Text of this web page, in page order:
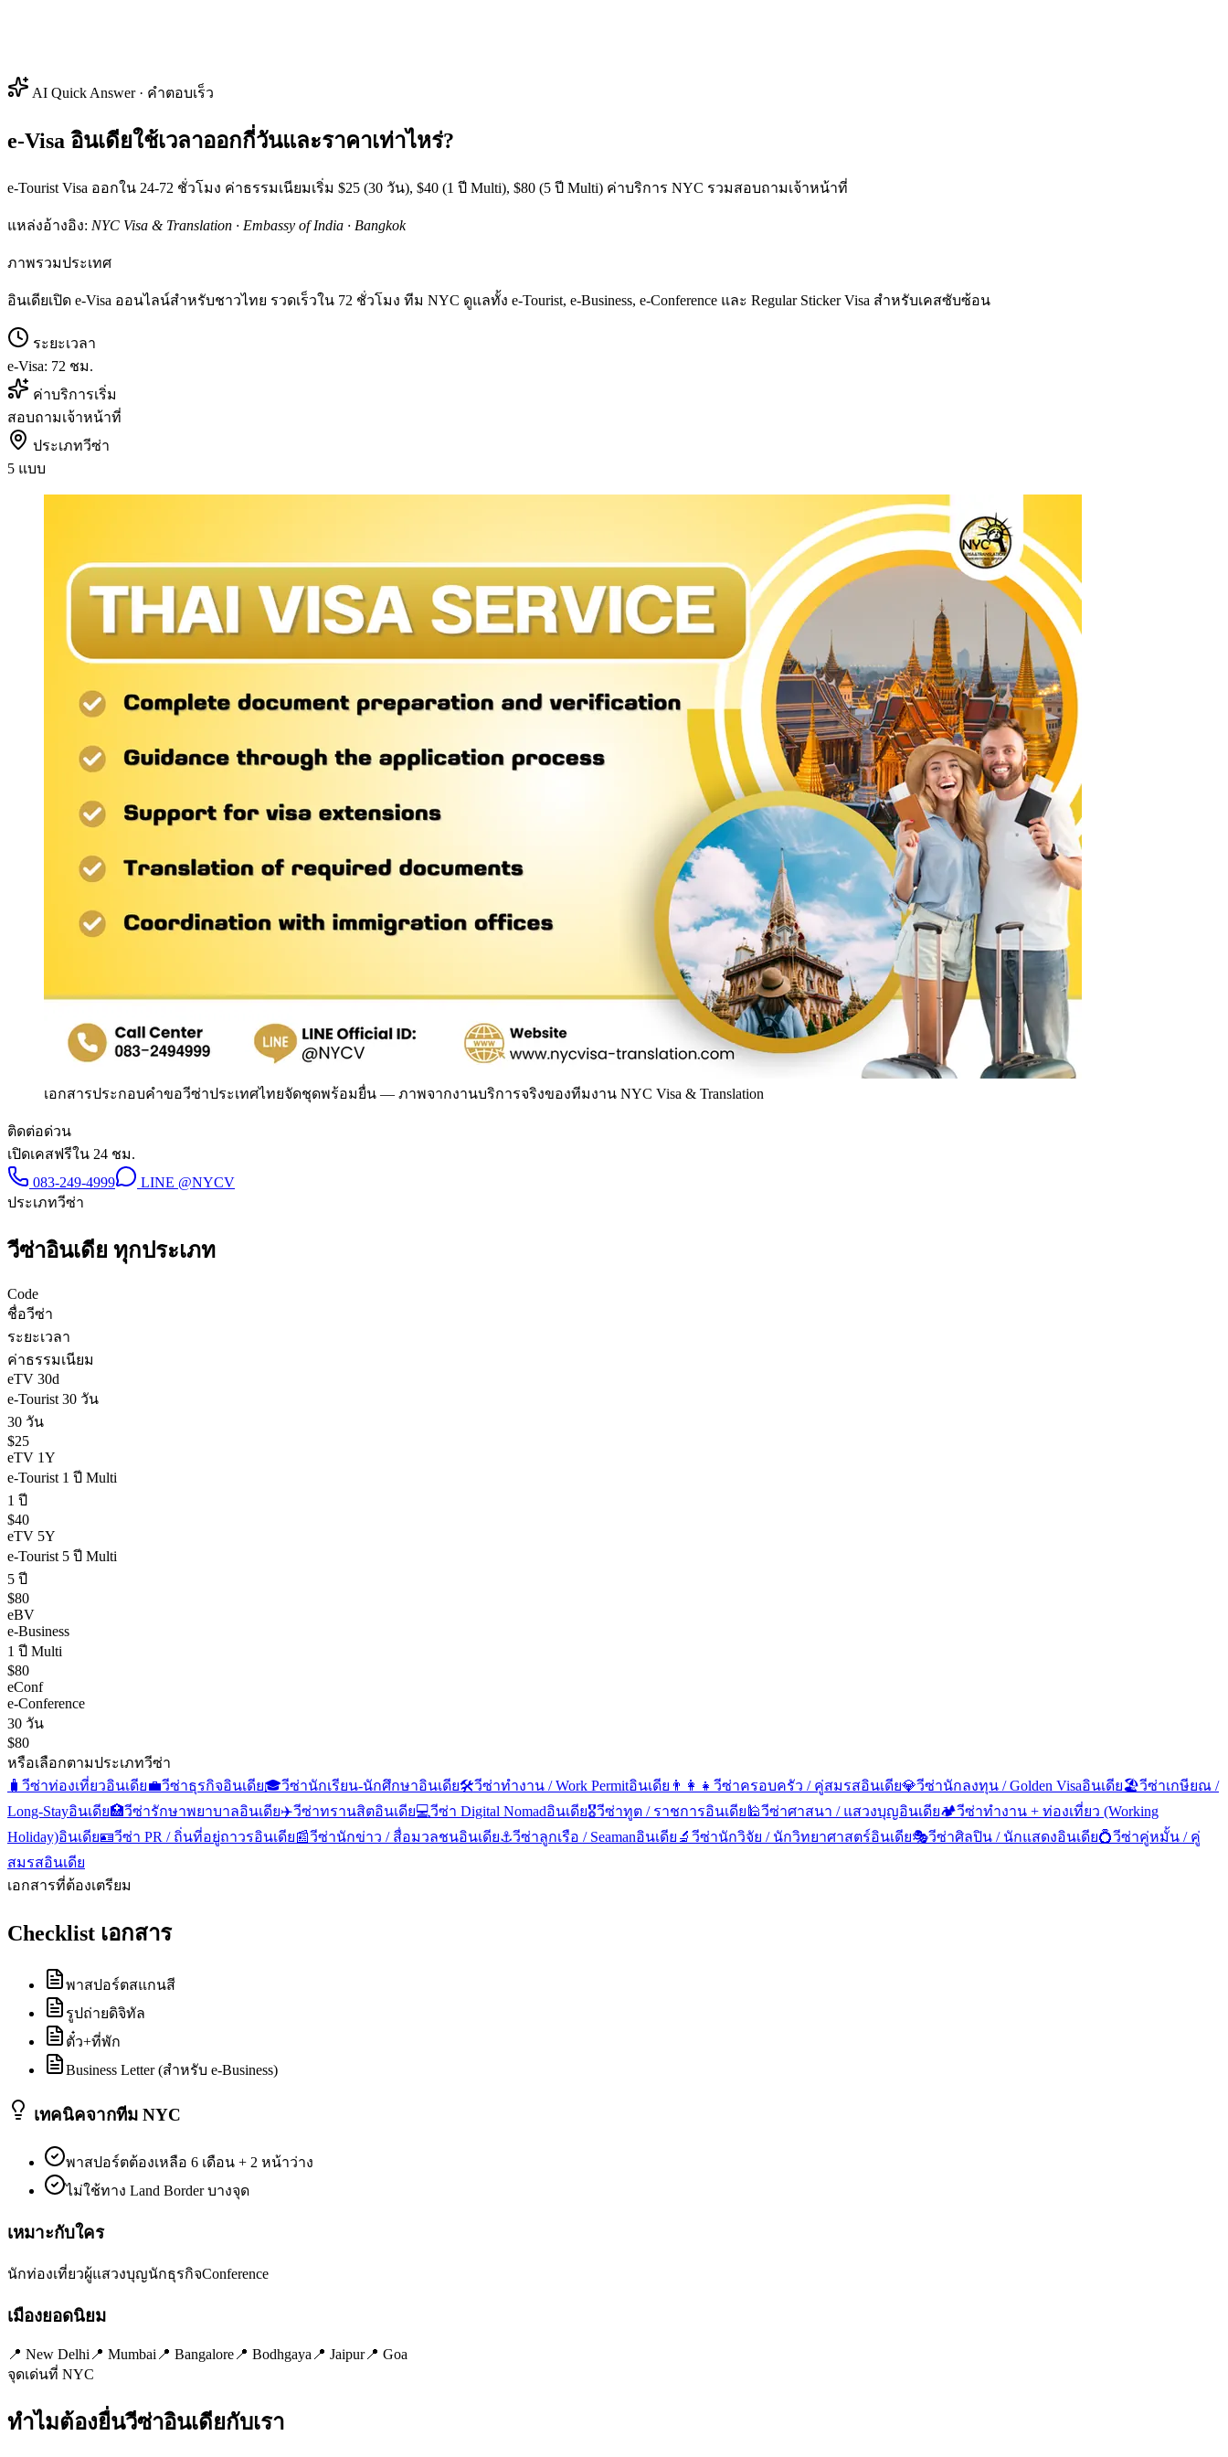
AI Quick Answer · คำตอบเร็ว
e-Visa อินเดียใช้เวลาออกกี่วันและราคาเท่าไหร่?
e-Tourist Visa ออกใน 24-72 ชั่วโมง ค่าธรรมเนียมเริ่ม $25 (30 วัน), $40 (1 ปี Multi), $80 (5 ปี Multi) ค่าบริการ NYC รวมสอบถามเจ้าหน้าที่
แหล่งอ้างอิง: NYC Visa & Translation · Embassy of India · Bangkok
ภาพรวมประเทศ
อินเดียเปิด e-Visa ออนไลน์สำหรับชาวไทย รวดเร็วใน 72 ชั่วโมง ทีม NYC ดูแลทั้ง e-Tourist, e-Business, e-Conference และ Regular Sticker Visa สำหรับเคสซับซ้อน
ระยะเวลา
e-Visa: 72 ชม.
ค่าบริการเริ่ม
สอบถามเจ้าหน้าที่
ประเภทวีซ่า
5 แบบ
เอกสารประกอบคำขอวีซ่าประเทศไทยจัดชุดพร้อมยื่น — ภาพจากงานบริการจริงของทีมงาน NYC Visa & Translation
ติดต่อด่วน
เปิดเคสฟรีใน 24 ชม.
083-249-4999
LINE @NYCV
ประเภทวีซ่า
วีซ่าอินเดีย ทุกประเภท
Code
ชื่อวีซ่า
ระยะเวลา
ค่าธรรมเนียม
eTV 30d
e-Tourist 30 วัน
30 วัน
$25
eTV 1Y
e-Tourist 1 ปี Multi
1 ปี
$40
eTV 5Y
e-Tourist 5 ปี Multi
5 ปี
$80
eBV
e-Business
1 ปี Multi
$80
eConf
e-Conference
30 วัน
$80
หรือเลือกตามประเภทวีซ่า
🧳 วีซ่าท่องเที่ยวอินเดีย💼วีซ่าธุรกิจอินเดีย🎓วีซ่านักเรียน-นักศึกษาอินเดีย🛠️วีซ่าทำงาน / Work Permitอินเดีย 👨‍👩‍👧 วีซ่าครอบครัว / คู่สมรสอินเดีย💎วีซ่านักลงทุน / Golden Visaอินเดีย🏖️วีซ่าเกษียณ /
Long-Stayอินเดีย🏥วีซ่ารักษาพยาบาลอินเดีย✈️วีซ่าทรานสิตอินเดีย💻วีซ่า Digital Nomadอินเดีย🎖️วีซ่าทูต / ราชการอินเดีย 🕌วีซ่าศาสนา / แสวงบุญอินเดีย🏕️วีซ่าทำงาน + ท่องเที่ยว (Working
Holiday)อินเดีย🪪วีซ่า PR / ถิ่นที่อยู่ถาวรอินเดีย📰วีซ่านักข่าว / สื่อมวลชนอินเดีย⚓วีซ่าลูกเรือ / Seamanอินเดีย 🔬 วีซ่านักวิจัย / นักวิทยาศาสตร์อินเดีย🎭วีซ่าศิลปิน / นักแสดงอินเดีย💍วีซ่าคู่หมั้น / คู่
สมรสอินเดีย
เอกสารที่ต้องเตรียม
Checklist เอกสาร
พาสปอร์ตสแกนสี
รูปถ่ายดิจิทัล
ตั๋ว+ที่พัก
Business Letter (สำหรับ e-Business)
เทคนิคจากทีม NYC
พาสปอร์ตต้องเหลือ 6 เดือน + 2 หน้าว่าง
ไม่ใช้ทาง Land Border บางจุด
เหมาะกับใคร
นักท่องเที่ยวผู้แสวงบุญนักธุรกิจConference
เมืองยอดนิยม
📍 New Delhi 📍 Mumbai 📍 Bangalore 📍 Bodhgaya 📍 Jaipur📍 Goa
จุดเด่นที่ NYC
ทำไมต้องยื่นวีซ่าอินเดียกับเรา